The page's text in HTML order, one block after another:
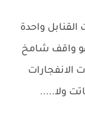
واحدة
واقف شامخ
الانفجارات
ولا.....